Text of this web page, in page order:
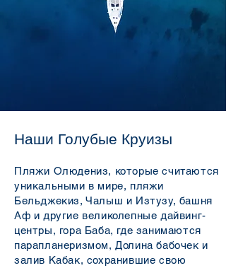
Наши Голубые Круизы
Пляжи Олюдениз, которые считаются
уникальными в мире, пляжи
Бельджекиз, Чалыш и Изтузу, башня
Аф и другие великолепные дайвинг-
центры, гора Баба, где занимаются
парапланеризмом, Долина бабочек и
залив Кабак, сохранившие свою